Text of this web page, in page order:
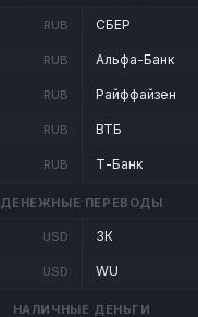
RUB
RUB
RUB
RUB
RUB
СБЕР
Альфа-Банк
Райффайзен
ВТБ
Т-Банк
ДЕНЕЖНЫЕ ПЕРЕВОДЫ
USD
USD
ЗК
WU
НАЛИЧНЫЕ ДЕНЬГИ